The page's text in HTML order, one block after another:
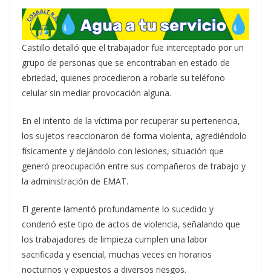
Castillo detalló que el trabajador fue interceptado por un
grupo de personas que se encontraban en estado de
ebriedad, quienes procedieron a robarle su teléfono
celular sin mediar provocación alguna.
En el intento de la víctima por recuperar su pertenencia,
los sujetos reaccionaron de forma violenta, agrediéndolo
físicamente y dejándolo con lesiones, situación que
generó preocupación entre sus compañeros de trabajo y
la administración de EMAT.
El gerente lamentó profundamente lo sucedido y
condenó este tipo de actos de violencia, señalando que
los trabajadores de limpieza cumplen una labor
sacrificada y esencial, muchas veces en horarios
nocturnos y expuestos a diversos riesgos.